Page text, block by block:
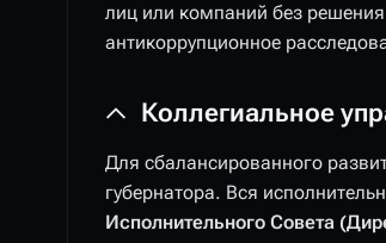
лиц или компаний без
антикоррупционное
Коллегиальное
Для сбалансированного
губернатора. Вся
Исполнительного Совета